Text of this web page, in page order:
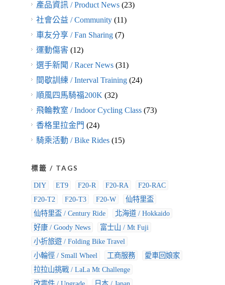
產品資訊 / Product News(23)
社會公益 / Community(11)
車友分享 / Fan Sharing(7)
運動傷害(12)
選手新聞 / Racer News(31)
間歇訓練 / Interval Training(24)
順風四馬騎福200K(32)
飛輪教室 / Indoor Cycling Class(73)
香格里拉金門 (24)
騎乘活動 / Bike Rides(15)
標籤 / TAGS
DIY ET9 F20-R F20-RA
F20-RAC
F20-T2
F20-T3 F20-W
仙特里盃
仙特里盃 / Century Ride
北海道 / Hokkaido
好康 / Goody News
富士山 / Mt Fuji
小折旅遊 / Folding Bike Travel
小輪徑 / Small Wheel
工商服務
愛車回娘家
拉拉山挑戰 / LaLa Mt Challenge